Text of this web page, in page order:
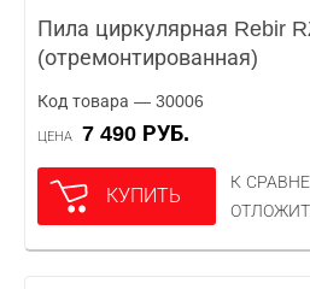
Пила циркулярная Rebir
(отремонтированная)
Код товара — 30006
ЦЕНА 7 490 РУБ.
КУПИТЬ
К